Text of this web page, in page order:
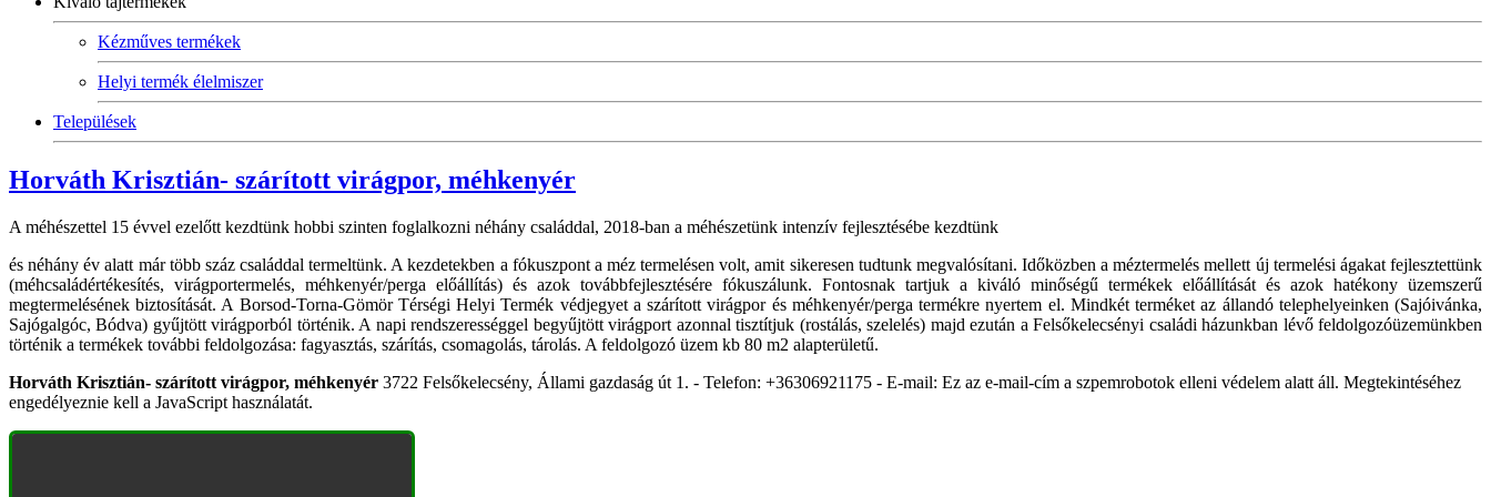
Kézműves termékek
Helyi termék élelmiszer
Települések
Horváth Krisztián- szárított virágpor, méhkenyér
A méhészettel 15 évvel ezelőtt kezdtünk hobbi szinten foglalkozni néhány családdal, 2018-ban a méhészetünk intenzív fejlesztésébe kezdtünk
és néhány év alatt már több száz családdal termeltünk. A kezdetekben a fókuszpont a méz termelésen volt, amit sikeresen tudtunk megvalósítani. Időközben a méztermelés mellett új termelési ágakat fejlesztettünk
(méhcsaládértékesítés, virágportermelés, méhkenyér/perga előállítás) és azok továbbfejlesztésére fókuszálunk. Fontosnak tartjuk a kiváló minőségű termékek előállítását és azok hatékony üzemszerű
megtermelésének biztosítását. A Borsod-Torna-Gömör Térségi Helyi Termék védjegyet a szárított virágpor és méhkenyér/perga termékre nyertem el. Mindkét terméket az állandó telephelyeinken (Sajóivánka,
Sajógalgóc, Bódva) gyűjtött virágporból történik. A napi rendszerességgel begyűjtött virágport azonnal tisztítjuk (rostálás, szelelés) majd ezután a Felsőkelecsényi családi házunkban lévő feldolgozóüzemünkben
történik a termékek további feldolgozása: fagyasztás, szárítás, csomagolás, tárolás. A feldolgozó üzem kb 80 m2 alapterületű.
Horváth Krisztián- szárított virágpor, méhkenyér 3722 Felsőkelecsény, Állami gazdaság út 1. - Telefon: +36306921175 - E-mail: Ez az e-mail-cím a szpemrobotok elleni védelem alatt áll. Megtekintéséhez
engedélyeznie kell a JavaScript használatát.